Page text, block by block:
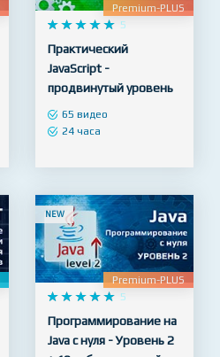
Premium-PLUS
    
     5
Практический
JavaScript -
продвинутый уровень
65 видео
24 часа
NEW
Premium-PLUS
    
     5
Программирование на
Java с нуля - Уровень 2